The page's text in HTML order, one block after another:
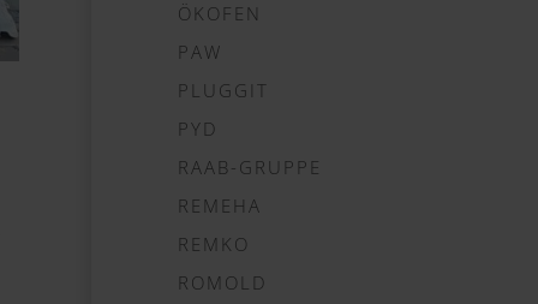
ÖKOFEN
PAW
PLUGGIT
PYD
RAAB-GRUPPE
REMEHA
REMKO
ROMOLD